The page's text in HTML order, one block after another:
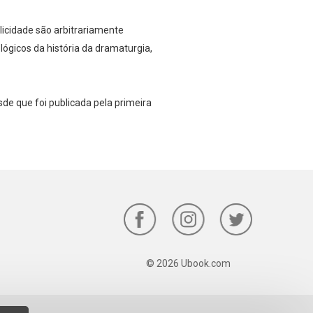
são arbitrariamente
da história da dramaturgia,
que foi publicada pela primeira
© 2026 Ubook.com